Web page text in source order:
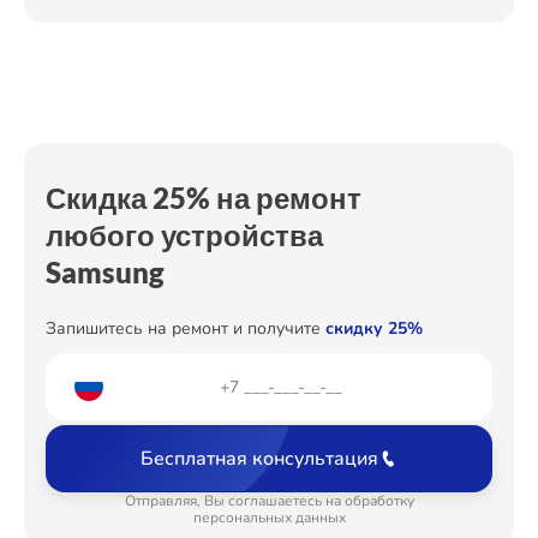
Ремонт платы управления (восстановление)
Промывка водяного фильтра
Скидка 25% на ремонт
любого устройства
Samsung
Запишитесь на ремонт и получите скидку 25%
Бесплатная консультация
Отправляя, Вы соглашаетесь на обработку
персональных данных
Ремонт Кондиционеров
Ремонт ТВ-приставок
Ремонт Сушильных машин